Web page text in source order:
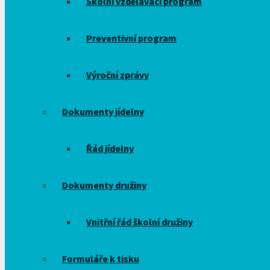
Preventivní program
Výroční zprávy
Dokumenty jídelny
Řád jídelny
Dokumenty družiny
Vnitřní řád školní družiny
Formuláře k tisku